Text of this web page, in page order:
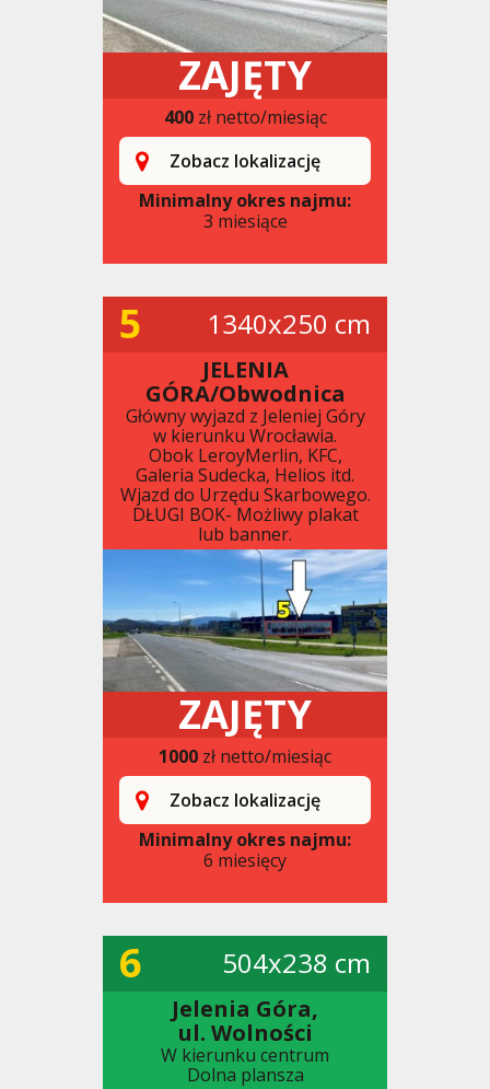
ZAJĘTY
400zł netto/miesiąc
Zobacz lokalizację
Minimalny okres najmu:
3 miesiące
5 1340x250 cm
JELENIA
GÓRA/Obwodnica
Główny wyjazd z Jeleniej Góry
w kierunku Wrocławia.
Obok LeroyMerlin, KFC,
Galeria Sudecka, Helios itd.
Wjazd do Urzędu Skarbowego.
DŁUGI BOK- Możliwy plakat
lub banner.
ZAJĘTY
1000 zł netto/miesiąc
Zobacz lokalizację
Minimalny okres najmu:
6 miesięcy
6 504x238 cm
Jelenia Góra,
ul. Wolności
W kierunku centrum
Dolna plansza